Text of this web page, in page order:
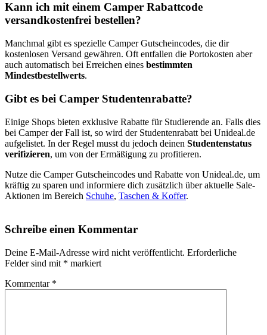
Kann ich mit einem Camper Rabattcode
versandkostenfrei bestellen?
Manchmal gibt es spezielle Camper Gutscheincodes, die dir
kostenlosen Versand gewähren. Oft entfallen die Portokosten aber
auch automatisch bei Erreichen eines bestimmten
Mindestbestellwerts.
Gibt es bei Camper Studentenrabatte?
Einige Shops bieten exklusive Rabatte für Studierende an. Falls dies
bei Camper der Fall ist, so wird der Studentenrabatt bei Unideal.de
aufgelistet. In der Regel musst du jedoch deinen Studentenstatus
verifizieren, um von der Ermäßigung zu profitieren.
Nutze die Camper Gutscheincodes und Rabatte von Unideal.de, um
kräftig zu sparen und informiere dich zusätzlich über aktuelle Sale-
Aktionen im Bereich Schuhe, Taschen & Koffer.
Schreibe einen Kommentar
Deine E-Mail-Adresse wird nicht veröffentlicht. Erforderliche
Felder sind mit * markiert
Kommentar *